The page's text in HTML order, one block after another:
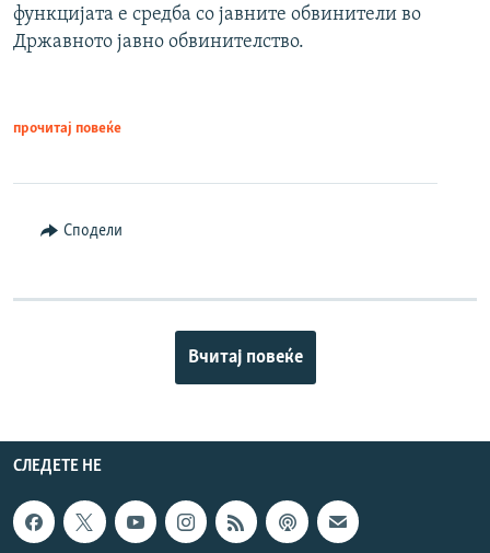
функцијата е средба со јавните обвинители во
Државното јавно обвинителство.
прочитај повеќе
Сподели
Вчитај повеќе
СЛЕДЕТЕ НЕ